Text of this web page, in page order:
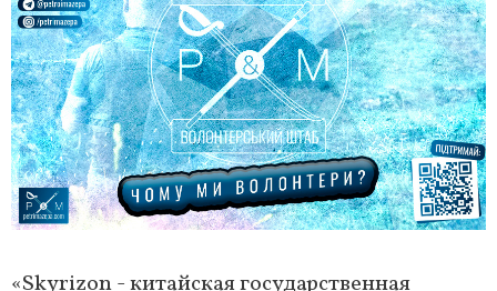
«Skyrizon - китайская государственная